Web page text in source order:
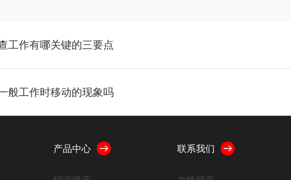
工作有哪关键的三要点
般工作时移动的现象吗
产品中心 联系我们